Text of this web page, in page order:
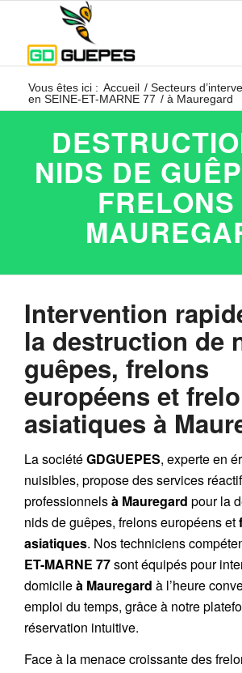
Vous êtes ici : Accueil / Secteurs
en SEINE-ET-MARNE 77 / à Mauregard
NIDS DE
Intervention
la destruction de
guêpes, frelons
européens et
asiatiques à
La sociétéGDGUEPES, experte en
nuisibles, propose des services
professionnelsà Mauregard pour la
nids de guêpes, frelons européenset
asiatiques. Nos techniciens
ET-MARNE 77sont équipés pour
domicileà Mauregard à l’heure
emploi du temps, grâce à notre
réservation intuitive.
Face à la menace croissante des